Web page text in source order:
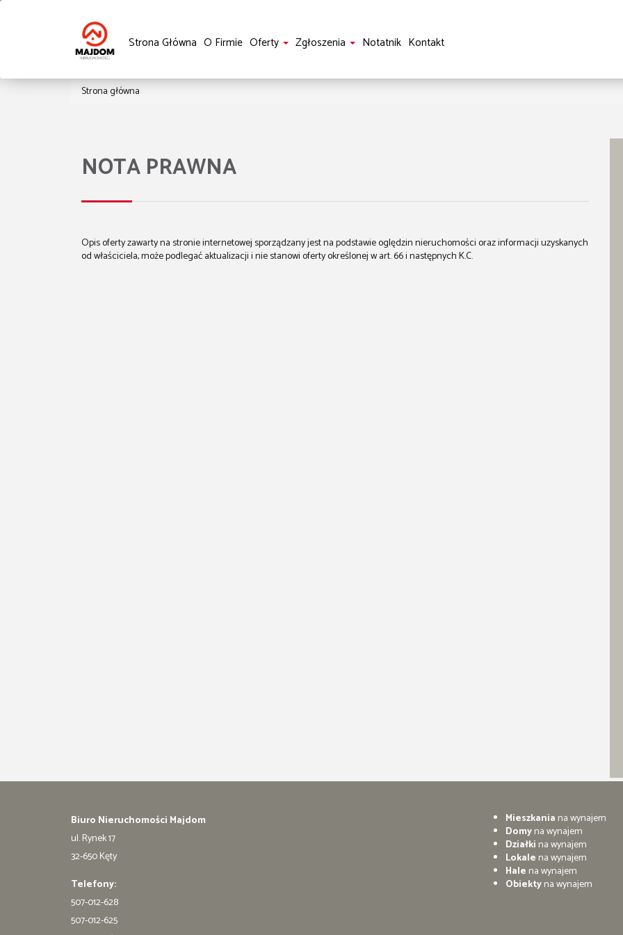
Strona Główna O Firmie Oferty Zgłoszenia Notatnik Kontakt
Strona główna
NOTA PRAWNA
Opis oferty zawarty na stronie internetowej sporządzany jest na podstawie oględzin nieruchomości oraz informacji uzyskanych
od właściciela, może podlegać aktualizacji i nie stanowi oferty określonej w art. 66 i następnych K.C.
Biuro Nieruchomości Majdom
ul. Rynek 17
32-650 Kęty
Telefony:
507-012-628
507-012-625
Mieszkania na wynajem
Domyna wynajem
Działki na wynajem
Lokale na wynajem
Hale na wynajem
Obiektyna wynajem